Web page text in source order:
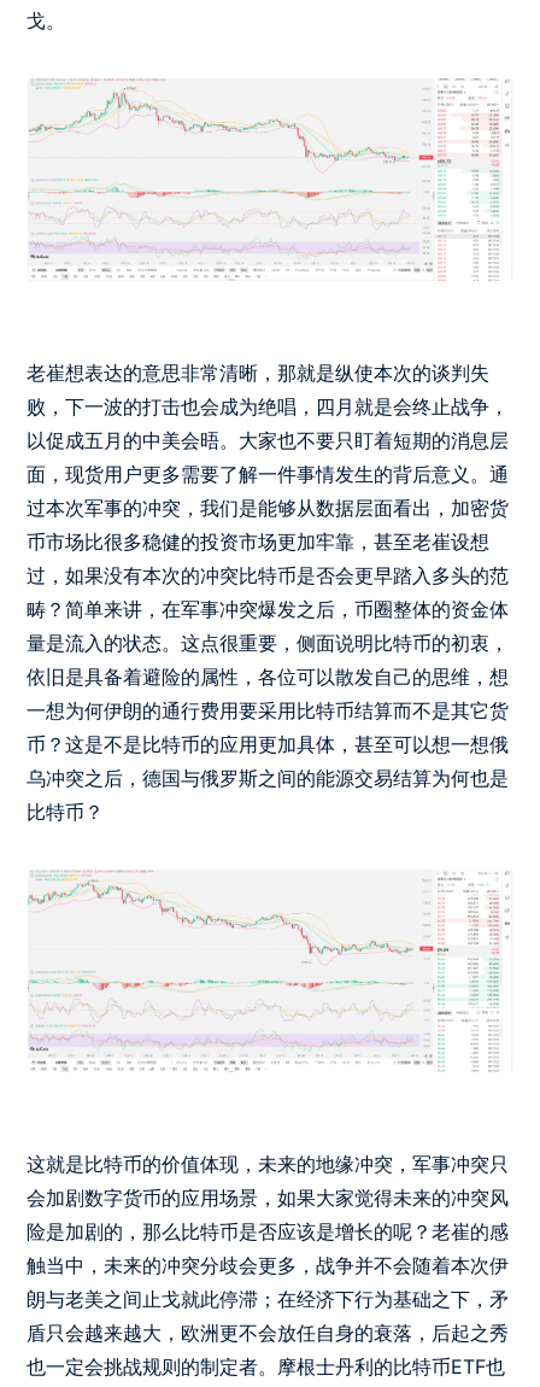
戈。
老崔想表达的意思非常清晰，那就是纵使本次的谈判失
败，下一波的打击也会成为绝唱，四月就是会终止战争，
以促成五月的中美会晤。大家也不要只盯着短期的消息层
面，现货用户更多需要了解一件事情发生的背后意义。通
过本次军事的冲突，我们是能够从数据层面看出，加密货
币市场比很多稳健的投资市场更加牢靠，甚至老崔设想
过，如果没有本次的冲突比特币是否会更早踏入多头的范
畴？简单来讲，在军事冲突爆发之后，币圈整体的资金体
量是流入的状态。这点很重要，侧面说明比特币的初衷，
依旧是具备着避险的属性，各位可以散发自己的思维，想
一想为何伊朗的通行费用要采用比特币结算而不是其它货
币？这是不是比特币的应用更加具体，甚至可以想一想俄
乌冲突之后，德国与俄罗斯之间的能源交易结算为何也是
比特币？
这就是比特币的价值体现，未来的地缘冲突，军事冲突只
会加剧数字货币的应用场景，如果大家觉得未来的冲突风
险是加剧的，那么比特币是否应该是增长的呢？老崔的感
触当中，未来的冲突分歧会更多，战争并不会随着本次伊
朗与老美之间止戈就此停滞；在经济下行为基础之下，矛
盾只会越来越大，欧洲更不会放任自身的衰落，后起之秀
也一定会挑战规则的制定者。摩根士丹利的比特币ETF也